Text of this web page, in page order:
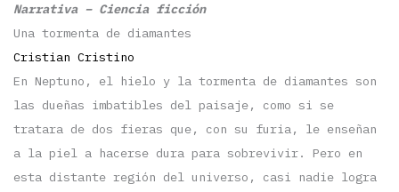
Narrativa – Ciencia ficción
Una tormenta de diamantes
Cristian Cristino
En Neptuno, el hielo y la tormenta de diamantes son
las dueñas imbatibles del paisaje, como si se
tratara de dos fieras que, con su furia, le enseñan
a la piel a hacerse dura para sobrevivir. Pero en
esta distante región del universo, casi nadie logra